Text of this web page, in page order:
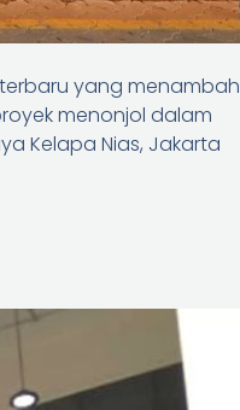
yang menambah
menonjol dalam
Kelapa Nias, Jakarta